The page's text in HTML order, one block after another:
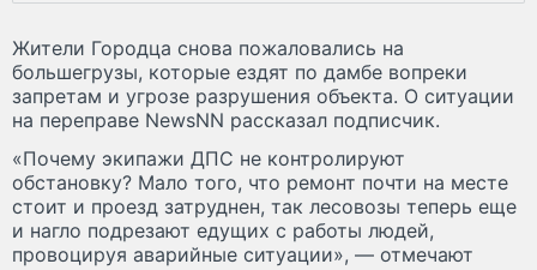
Жители Городца снова пожаловались на
большегрузы, которые ездят по дамбе вопреки
запретам и угрозе разрушения объекта. О ситуации
на переправе NewsNN рассказал подписчик.
«Почему экипажи ДПС не контролируют
обстановку? Мало того, что ремонт почти на месте
стоит и проезд затруднен, так лесовозы теперь еще
и нагло подрезают едущих с работы людей,
провоцируя аварийные ситуации», — отмечают